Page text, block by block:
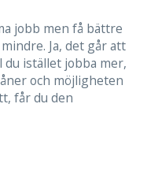
jobb men få bättre
Ja, det går att
istället jobba mer,
och möjligheten
får du den